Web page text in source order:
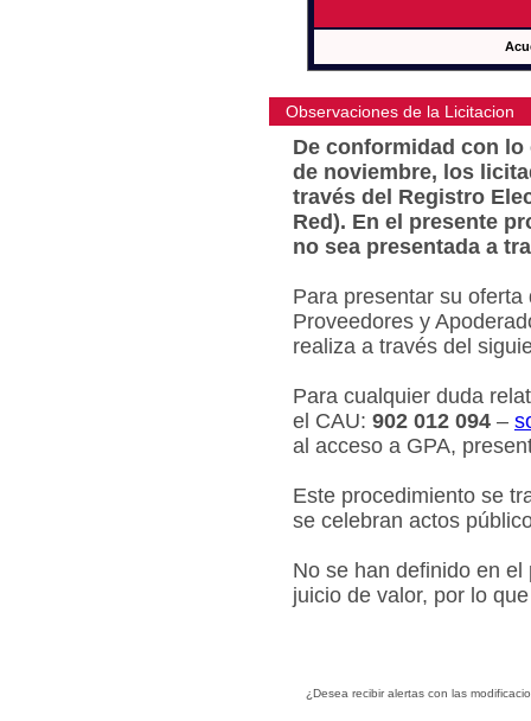
Observaciones de la Licitacion
De conformidad con lo
de noviembre, los
través del Registro
Red). En el presente
no sea presentada a
Para presentar su
Proveedores y
realiza a través del
Para cualquier duda
el CAU: 902 012 094 –
al acceso a GPA,
Este procedimiento se
se celebran actos
No se han definido en
juicio de valor, por lo
¿Desea recibir alertas con las